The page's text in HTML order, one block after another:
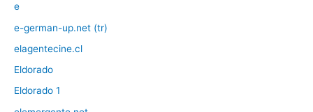
e
e-german-up.net (tr)
elagentecine.cl
Eldorado
Eldorado 1